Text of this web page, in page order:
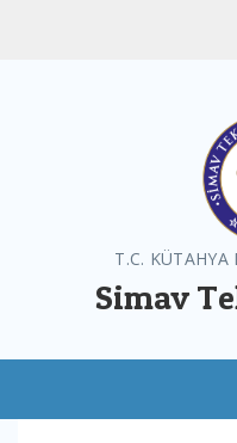
T.C. KÜTAHYA
Simav